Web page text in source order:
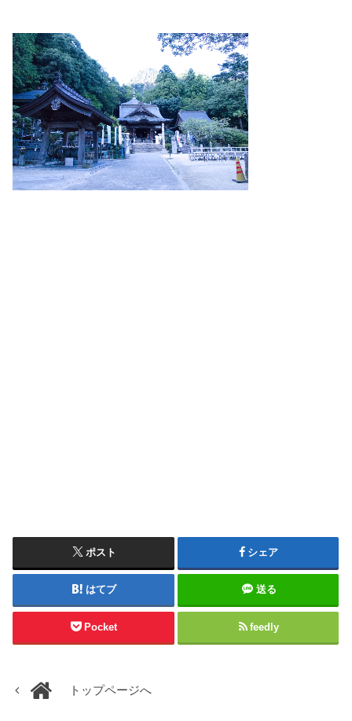
ポスト シェア
はてブ 送る
Pocket feedly
トップページへ